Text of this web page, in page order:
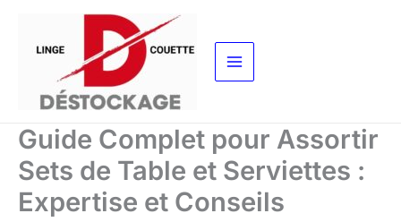
contenu
Guide Complet pour Assortir
Sets de Table et Serviettes :
Expertise et Conseils